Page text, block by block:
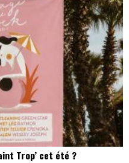
Trop’ cet été ?